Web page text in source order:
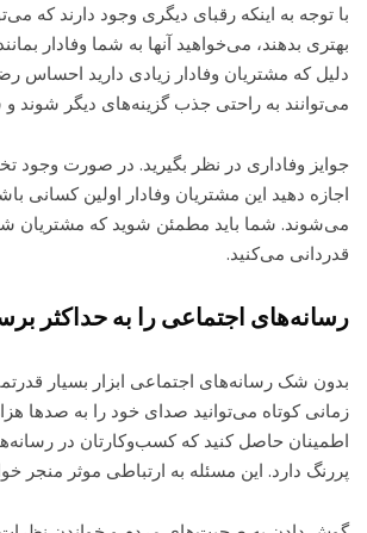
با توجه به اینکه رقبای دیگری وجود دارند که
بهتری بدهند، می‌خواهید آنها به شما وفادار
دلیل که مشتریان وفادار زیادی دارید احساس
می‌توانند به راحتی جذب گزینه‌های دیگر شوند و
جوایز وفاداری در نظر بگیرید. در صورت وجود
اجازه دهید این مشتریان وفادار اولین کسانی
می‌شوند. شما باید مطمئن شوید که مشتریان
قدردانی می‌کنید.
رسانه‌های اجتماعی را به حداکثر
بدون شک رسانه‌های اجتماعی ابزار بسیار
زمانی کوتاه می‌توانید صدای خود را به صدها
اطمینان حاصل کنید که کسب‌وکارتان در
پررنگ دارد. این مسئله به ارتباطی موثر منجر